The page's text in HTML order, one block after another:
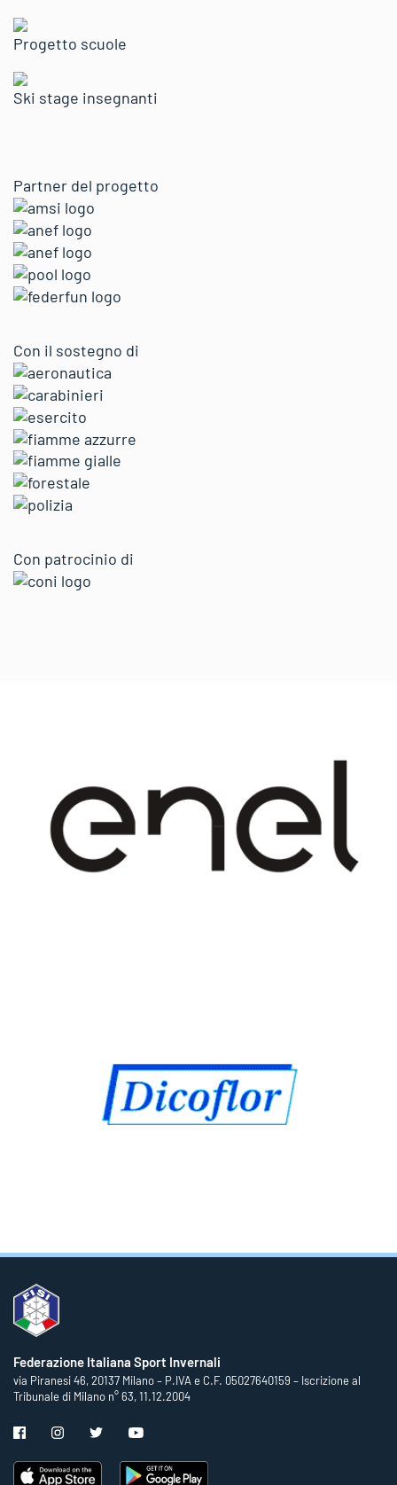
Progetto scuole
Ski stage insegnanti
Partner del progetto
Con il sostegno di
Con patrocinio di
Federazione Italiana Sport Invernali
via Piranesi 46, 20137 Milano – P.IVA e C.F. 05027640159 – Iscrizione al
Tribunale di Milano n° 63, 11.12.2004